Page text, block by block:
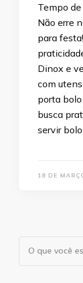
Tempo
Não erre
para
Dinox e
com
porta
busca
servir
18 DE
Procurando
algo?